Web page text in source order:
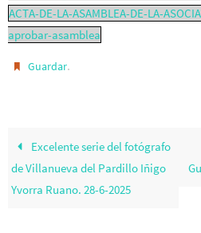
ACTA-DE-LA-ASAMBLEA-DE-LA-
aprobar-asamblea
Guardar.
Excelente serie del fotógrafo
de Villanueva del Pardillo Iñigo
Yvorra Ruano. 28-6-2025